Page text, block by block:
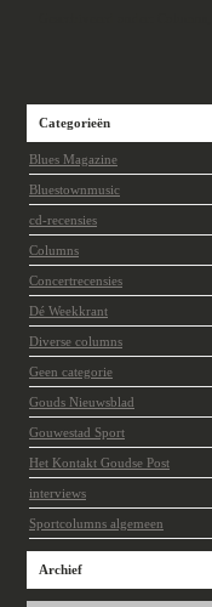
Categorieën
Blues Magazine
Bluestownmusic
cd-recensies
Columns
Concertrecensies
Dé Weekkrant
Diverse columns
Geen categorie
Gouds Nieuwsblad
Gouwestad Sport
Het Kontakt Goudse Post
interviews
Sportcolumns algemeen
Archief